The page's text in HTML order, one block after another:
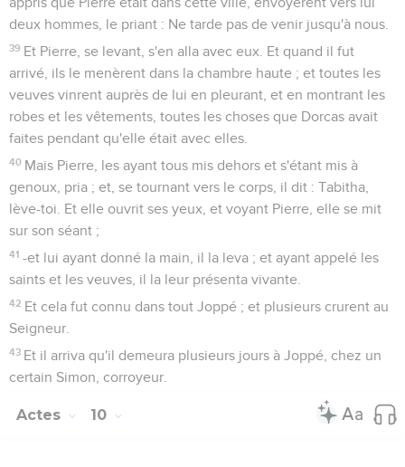
deux hommes, le priant : Ne tarde pas de venir jusqu'à nous.
39 Et Pierre, se levant, s'en alla avec eux. Et quand il fut
arrivé, ils le menèrent dans la chambre haute ; et toutes les
veuves vinrent auprès de lui en pleurant, et en montrant les
robes et les vêtements, toutes les choses que Dorcas avait
faites pendant qu'elle était avec elles.
40 Mais Pierre, les ayant tous mis dehors et s'étant mis à
genoux, pria ; et, se tournant vers le corps, il dit : Tabitha,
lève-toi. Et elle ouvrit ses yeux, et voyant Pierre, elle se mit
sur son séant ;
41 -et lui ayant donné la main, il la leva ; et ayant appelé les
saints et les veuves, il la leur présenta vivante.
42 Et cela fut connu dans tout Joppé ; et plusieurs crurent au
Seigneur.
43 Et il arriva qu'il demeura plusieurs jours à Joppé, chez un
certain Simon, corroyeur.
Actes 10